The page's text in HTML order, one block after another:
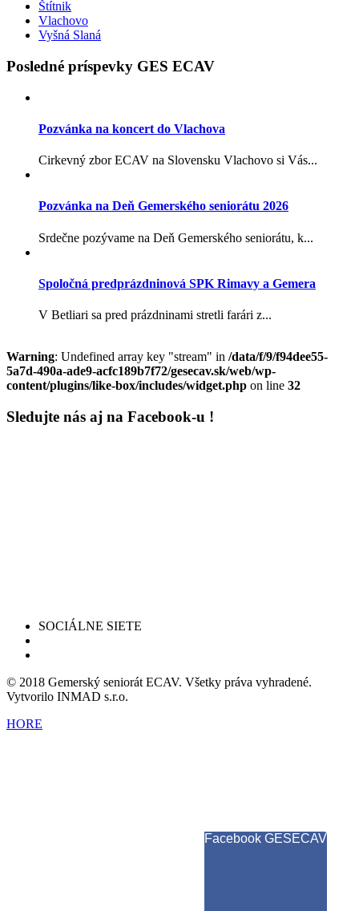
Štítnik
Vlachovo
Vyšná Slaná
Posledné príspevky GES ECAV
Pozvánka na koncert do Vlachova
Cirkevný zbor ECAV na Slovensku Vlachovo si Vás...
Pozvánka na Deň Gemerského seniorátu 2026
Srdečne pozývame na Deň Gemerského seniorátu, k...
Spoločná predprázdninová SPK Rimavy a Gemera
V Betliari sa pred prázdninami stretli farári z...
Warning: Undefined array key "stream" in /data/f/9/f94dee55-
5a7d-490a-ade9-acfc189b7f72/gesecav.sk/web/wp-
content/plugins/like-box/includes/widget.php on line 32
Sledujte nás aj na Facebook-u !
SOCIÁLNE SIETE
© 2018 Gemerský seniorát ECAV. Všetky práva vyhradené.
Vytvorilo INMAD s.r.o.
HORE
Facebook GESECAV